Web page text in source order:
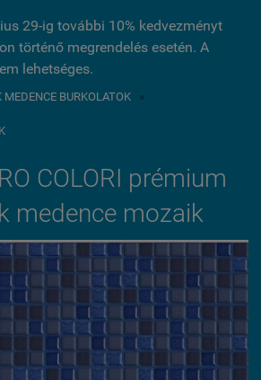
29-ig további 10% kedvezményt
történő megrendelés esetén. A
lehetséges.
BURKOLATOK »
COLORI prémium
medence mozaik